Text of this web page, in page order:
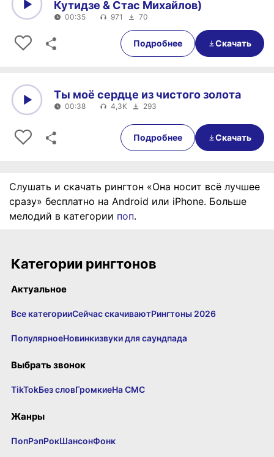
00:35
Кутидзе & Стас Михайлов)
00:35 971 70
Подробнее Скачать
00:38
Ты моё сердце из чистого золота
00:38 4,3K 293
Подробнее Скачать
Слушать и скачать рингтон «Она носит всё лучшее
сразу» бесплатно на Android или iPhone. Больше
мелодий в категории поп.
Категории рингтонов
Актуальное
Все категорииСейчас скачиваютРингтоны 2026
ПопулярноеНовинкизвуки для саундпада
Выбрать звонок
TikTokБез словГромкиеНа СМС
Жанры
ПопРэпРокШансонФонк